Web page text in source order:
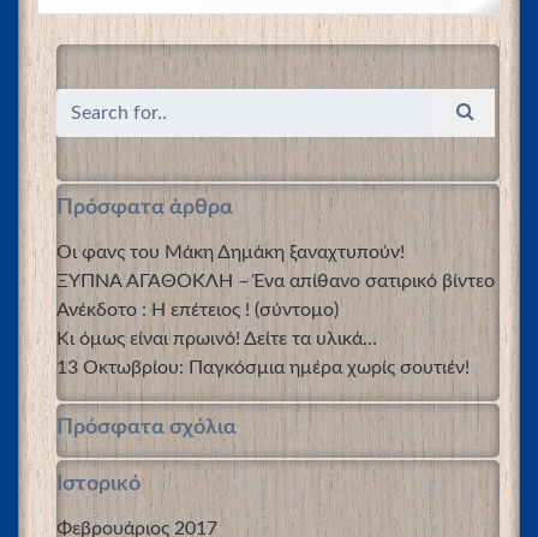
Πρόσφατα άρθρα
Οι φανς του Μάκη Δημάκη ξαναχτυπούν!
ΞΥΠΝΑ ΑΓΑΘΟΚΛΗ – Ένα απίθανο σατιρικό βίντεο
Ανέκδοτο : Η επέτειος ! (σύντομο)
Κι όμως είναι πρωινό! Δείτε τα υλικά…
13 Οκτωβρίου: Παγκόσμια ημέρα χωρίς σουτιέν!
Πρόσφατα σχόλια
Ιστορικό
Φεβρουάριος 2017